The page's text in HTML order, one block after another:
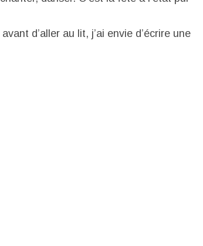
d’aller au lit, j’ai envie d’écrire une